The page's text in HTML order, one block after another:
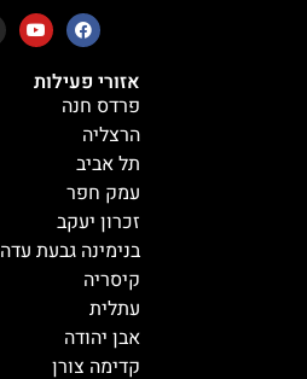
אזורי פעילות
פרדס חנה
הרצליה
תל אביב
עמק חפר
זכרון יעקב
בנימינה גבעת עדה
קיסריה
עתלית
אבן יהודה
קדימה צורן